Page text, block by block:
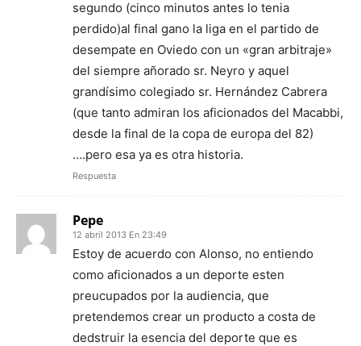
segundo (cinco minutos antes lo tenia
perdido)al final gano la liga en el partido de
desempate en Oviedo con un «gran arbitraje»
del siempre añorado sr. Neyro y aquel
grandísimo colegiado sr. Hernández Cabrera
(que tanto admiran los aficionados del Macabbi,
desde la final de la copa de europa del 82)
….pero esa ya es otra historia.
Respuesta
Pepe
12 abril 2013 En 23:49
Estoy de acuerdo con Alonso, no entiendo
como aficionados a un deporte esten
preucupados por la audiencia, que
pretendemos crear un producto a costa de
dedstruir la esencia del deporte que es